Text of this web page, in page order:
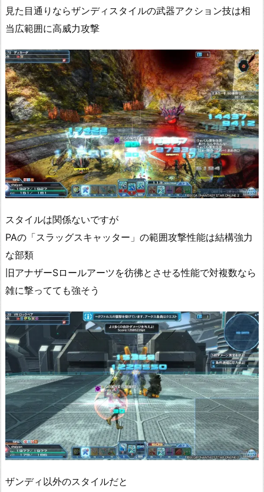
見た目通りならザンディスタイルの武器アクション技は相
当広範囲に高威力攻撃
スタイルは関係ないですが
PAの「スラッグスキャッター」の範囲攻撃性能は結構強力
な部類
旧アナザーSロールアーツを彷彿とさせる性能で対複数なら
雑に撃ってても強そう
ザンディ以外のスタイルだと